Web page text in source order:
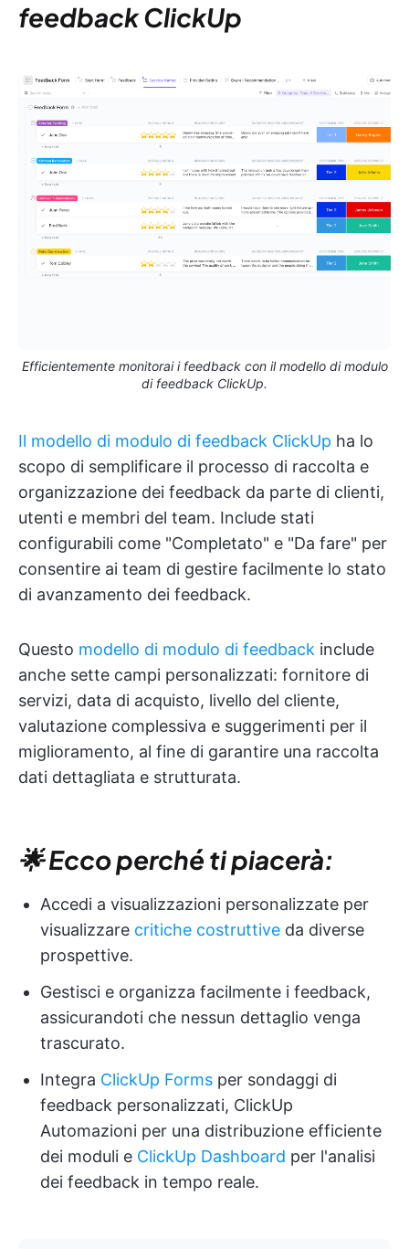
feedback ClickUp
Efficientemente monitorai i feedback con il modello di modulo
di feedback ClickUp.
Il modello di modulo di feedback ClickUp ha lo
scopo di semplificare il processo di raccolta e
organizzazione dei feedback da parte di clienti,
utenti e membri del team. Include stati
configurabili come "Completato" e "Da fare" per
consentire ai team di gestire facilmente lo stato
di avanzamento dei feedback.
Questo modello di modulo di feedback include
anche sette campi personalizzati: fornitore di
servizi, data di acquisto, livello del cliente,
valutazione complessiva e suggerimenti per il
miglioramento, al fine di garantire una raccolta
dati dettagliata e strutturata.
🌟 Ecco perché ti piacerà:
Accedi a visualizzazioni personalizzate per
visualizzare critiche costruttive da diverse
prospettive.
Gestisci e organizza facilmente i feedback,
assicurandoti che nessun dettaglio venga
trascurato.
Integra ClickUp Forms per sondaggi di
feedback personalizzati, ClickUp
Automazioni per una distribuzione efficiente
dei moduli e ClickUp Dashboard per l'analisi
dei feedback in tempo reale.